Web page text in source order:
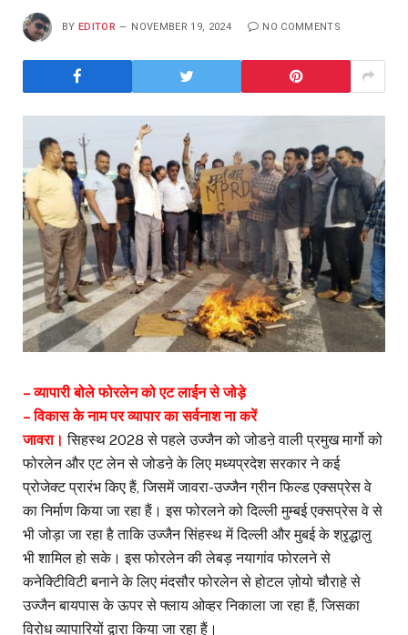
BY EDITOR NOVEMBER 19, 2024 NO COMMENTS
– व्यापारी बोले फोरलेन को एट लाईन से जोड़े
– विकास के नाम पर व्यापार का सर्वनाश ना करें
जावरा। सिहस्थ 2028 से पहले उज्जैन को जोडऩे वाली प्रमुख मार्गो को
फोरलेन और एट लेन से जोडऩे के लिए मध्यप्रदेश सरकार ने कई
प्रोजेक्ट प्रारंभ किए हैं, जिसमें जावरा-उज्जैन ग्रीन फिल्ड एक्सप्रेस वे
का निर्माण किया जा रहा हैं। इस फोरलने को दिल्ली मुम्बई एक्सप्रेस वे से
भी जोड़ा जा रहा है ताकि उज्जैन सिंहस्थ में दिल्ली और मुबई के श्रृद्धालु
भी शामिल हो सके। इस फोरलेन की लेबड़ नयागांव फोरलने से
कनेक्टिीविटी बनाने के लिए मंदसौर फोरलेन से होटल ज़ोयो चौराहे से
उज्जैन बायपास के ऊपर से फ्लाय ओव्हर निकाला जा रहा हैं, जिसका
विरोध व्यापारियों द्वारा किया जा रहा हैं।